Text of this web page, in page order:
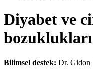
Diyabet ve
bozuklukları
Bilimsel destek: Dr. Gidon